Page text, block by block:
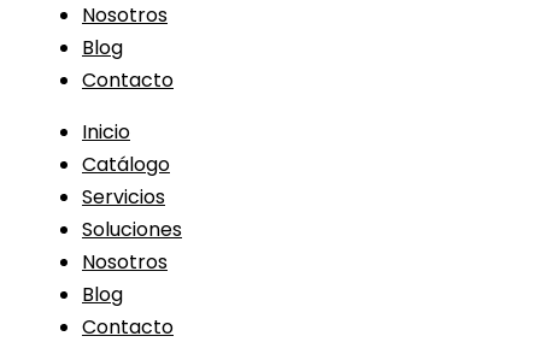
Nosotros
Blog
Contacto
Inicio
Catálogo
Servicios
Soluciones
Nosotros
Blog
Contacto